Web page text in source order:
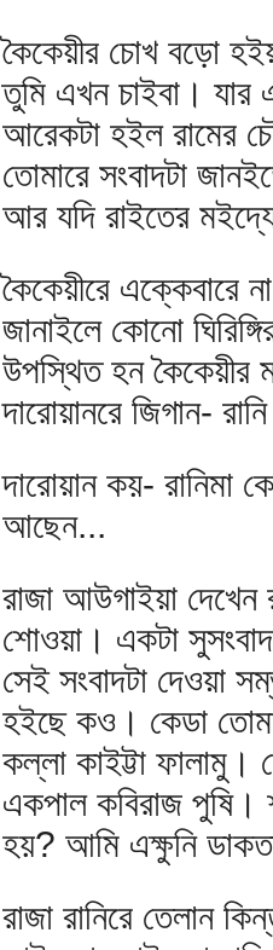
কৈকেয়ীর চোখ বড়ো
তুমি এখন চাইবা।
আরেকটা হইল রামের
তোমারে সংবাদটা
আর যদি রাইতের
কৈকেয়ীরে এক্কেবারে
জানাইলে কোনো
উপস্থিত হন কৈকেয়ীর
দারোয়ানরে জিগান-
দারোয়ান কয়- রানিমা
আছেন...
রাজা আউগাইয়া দেখেন
শোওয়া। একটা
সেই সংবাদটা দেওয়া
হইছে কও। কেডা
কল্লা কাইট্টা ফালামু।
একপাল কবিরাজ পুষি।
হয়? আমি এক্ষুনি
রাজা রানিরে তেলান